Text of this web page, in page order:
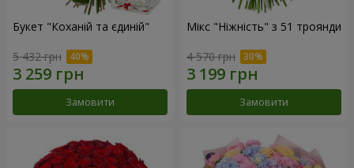
Букет "Коханій та єдиній"
5 432 грн
Замовити
Мікс "Ніжність" з 51 троянди
4 570 грн
Замовити